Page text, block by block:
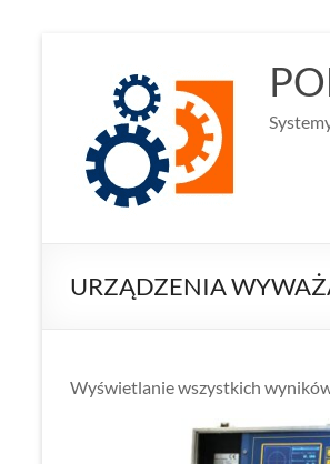
URZĄDZENIA
Wyświetlanie wszystkich